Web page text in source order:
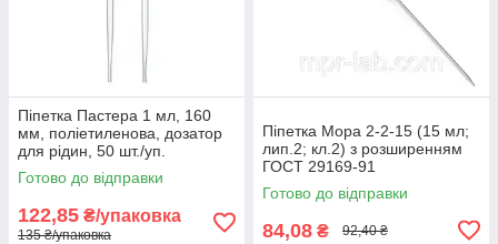
Піпетка Пастера 1 мл, 160
мм, поліетиленова, дозатор
для рідин, 50 шт./уп.
Готово до відправки
122,85 ₴/упаковка
135 ₴/упаковка
Піпетка Мора 2-2-15 (15 мл;
лип.2; кл.2) з розширенням
ГОСТ 29169-91
Готово до відправки
84,08 ₴ 92,40 ₴